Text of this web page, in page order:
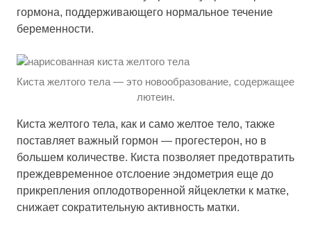
гормона, поддерживающего нормальное течение
беременности.
Киста желтого тела — это новообразование, содержащее
лютеин.
Киста желтого тела, как и само желтое тело, также
поставляет важный гормон — прогестерон, но в
большем количестве. Киста позволяет предотвратить
преждевременное отслоение эндометрия еще до
прикрепления оплодотворенной яйцеклетки к матке,
снижает сократительную активность матки.